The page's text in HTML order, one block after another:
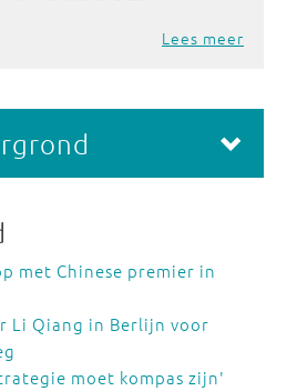
Lees meer
met Chinese premier in
Li Qiang in Berlijn voor
moet kompas zijn'